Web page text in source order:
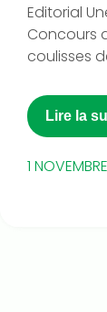
Editorial
Concours
coulisses
Lire la
1